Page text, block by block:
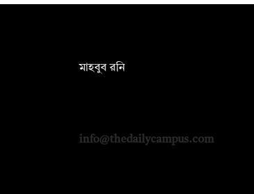
মাহবুব রনি
info@thedailycampus.com